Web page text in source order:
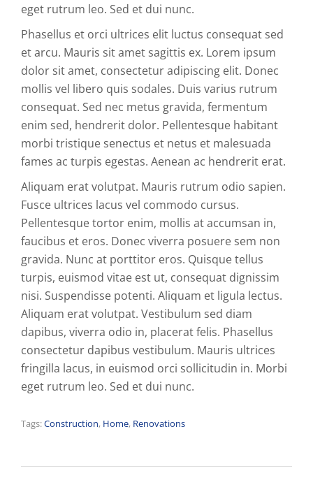
eget rutrum leo. Sed et dui nunc.
Phasellus et orci ultrices elit luctus consequat sed
et arcu. Mauris sit amet sagittis ex. Lorem ipsum
dolor sit amet, consectetur adipiscing elit. Donec
mollis vel libero quis sodales. Duis varius rutrum
consequat. Sed nec metus gravida, fermentum
enim sed, hendrerit dolor. Pellentesque habitant
morbi tristique senectus et netus et malesuada
fames ac turpis egestas. Aenean ac hendrerit erat.
Aliquam erat volutpat. Mauris rutrum odio sapien.
Fusce ultrices lacus vel commodo cursus.
Pellentesque tortor enim, mollis at accumsan in,
faucibus et eros. Donec viverra posuere sem non
gravida. Nunc at porttitor eros. Quisque tellus
turpis, euismod vitae est ut, consequat dignissim
nisi. Suspendisse potenti. Aliquam et ligula lectus.
Aliquam erat volutpat. Vestibulum sed diam
dapibus, viverra odio in, placerat felis. Phasellus
consectetur dapibus vestibulum. Mauris ultrices
fringilla lacus, in euismod orci sollicitudin in. Morbi
eget rutrum leo. Sed et dui nunc.
Tags:Construction, Home, Renovations